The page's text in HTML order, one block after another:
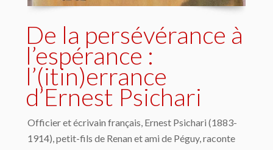
De la persévérance à
l’espérance :
l’(itin)errance
d’Ernest Psichari
Officier et écrivain français, Ernest Psichari (1883-
1914), petit-fils de Renan et ami de Péguy, raconte